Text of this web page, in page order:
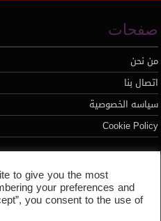
صفحات
من نحن
اتصال بنا
سياسه الخصوصية
Cookie Policy
تطوير
to give you the most
your preferences and
you consent to the use of